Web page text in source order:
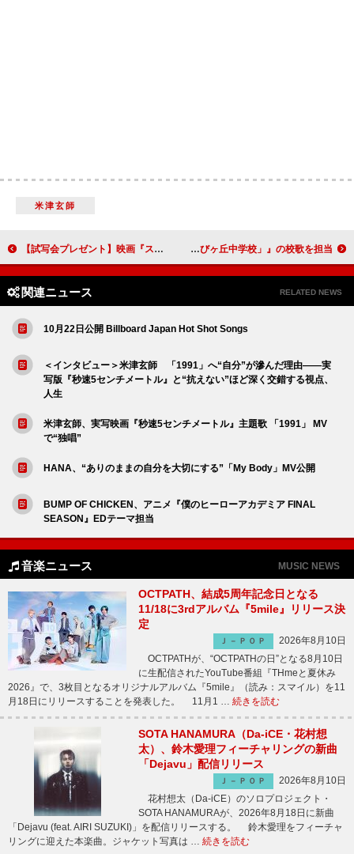
米津玄師
【試写会プレゼント】映画『スプリングスティーン 孤独のハイウェイ』、吉田栄作登壇の公開直前プレミアイベントに抽選でご招待 阿部真央、故郷で開校予定の『大分県立夜間中学「学びヶ丘中学校」』の校歌を担当
関連ニュース RELATED NEWS
10月22日公開 Billboard Japan Hot Shot Songs
＜インタビュー＞米津玄師 「1991」へ“自分”が滲んだ理由――実
写版『秒速5センチメートル』と“抗えない”ほど深く交錯する視点、
人生
米津玄師、実写映画『秒速5センチメートル』主題歌 「1991」 MV
で“独唱”
HANA、“ありのままの自分を大切にする”「My Body」MV公開
BUMP OF CHICKEN、アニメ『僕のヒーローアカデミア FINAL
SEASON』EDテーマ担当
音楽ニュース MUSIC NEWS
OCTPATH、結成5周年記念日となる
11/18に3rdアルバム『5mile』リリース決
定
Ｊ－ＰＯＰ
2026年8月10日
OCTPATHが、“OCTPATHの日”となる8月10日
に生配信されたYouTube番組『THmeと夏休み
2026』で、3枚目となるオリジナルアルバム『5mile』（読み：スマイル）を11
月18日にリリースすることを発表した。 11月1 … 続きを読む
SOTA HANAMURA（Da-iCE・花村想
太）、鈴木愛理フィーチャリングの新曲
「Dejavu」配信リリース
Ｊ－ＰＯＰ
2026年8月10日
花村想太（Da-iCE）のソロプロジェクト・
SOTA HANAMURAが、2026年8月18日に新曲
「Dejavu (feat. AIRI SUZUKI)」を配信リリースする。 鈴木愛理をフィーチャ
リングに迎えた本楽曲。ジャケット写真は … 続きを読む